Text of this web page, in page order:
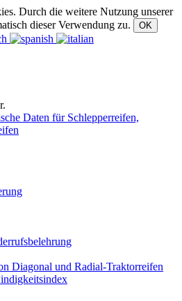
Durch die weitere Nutzung unserer
dieser Verwendung zu.
Diagonal und Radial-Traktorreifen